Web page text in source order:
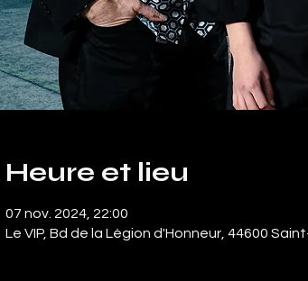
Heure et lieu
07 nov. 2024, 22:00
Le VIP, Bd de la Légion d'Honneur, 44600